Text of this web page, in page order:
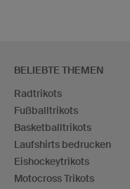
BELIEBTE THEMEN
Radtrikots
Fußballtrikots
Basketballtrikots
Laufshirts bedrucken
Eishockeytrikots
Motocross Trikots